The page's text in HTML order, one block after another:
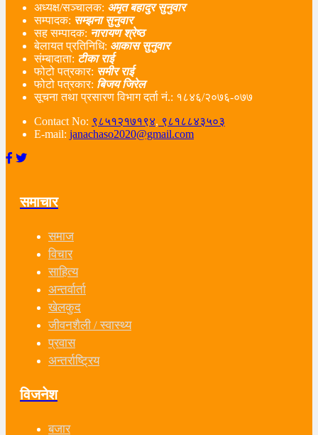
अध्यक्ष/सञ्चालक: अमृत बहादुर सुनुवार
सम्पादक: सम्झना सुनुवार
सह सम्पादक: नारायण श्रेष्ठ
बेलायत प्रतिनिधि: आकास सुनुवार
संम्बादाता: टीका राई
फोटो पत्रकार: समीर राई
फोटो पत्रकार: बिजय जिरेल
सूचना तथा प्रसारण विभाग दर्ता नं‌.: १८४६/२०७६-०७७
Contact No: ९८५१२१७१९४, ९८१८८४३५०३
E-mail: janachaso2020@gmail.com
समाचार
समाज
विचार
साहित्य
अन्तर्वार्ता
खेलकुद
जीवनशैली / स्वास्थ्य
प्रवास
अन्तर्राष्ट्रिय
विजनेश
बजार